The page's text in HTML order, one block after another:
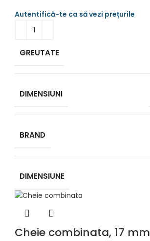
GREUTATE
DIMENSIUNI
BRAND
DIMENSIUNE
Cheie combinata, 17 mm